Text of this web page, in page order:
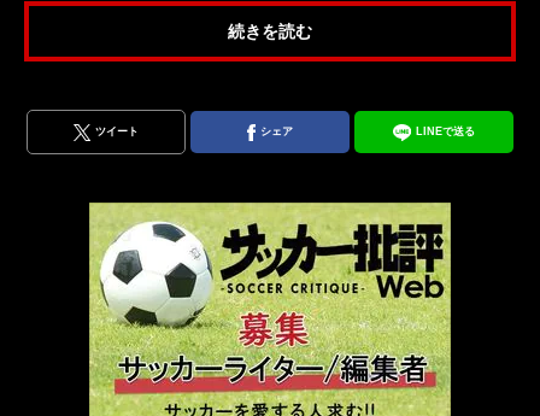
続きを読む
ツイート シェア LINEで送る